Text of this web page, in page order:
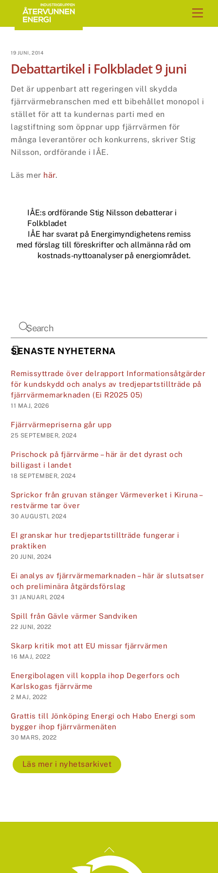
content
19 JUNI, 2014
Debattartikel i Folkbladet 9 juni
Det är uppenbart att regeringen vill skydda
fjärrvärmebranschen med ett bibehållet monopol i
stället för att ta kundernas parti med en
lagstiftning som öppnar upp fjärrvärmen för
många leverantörer och konkurrens, skriver Stig
Nilsson, ordförande i IÅE.
Läs mer här.
IÅE:s ordförande Stig Nilsson debatterar i
Folkbladet
IÅE har svarat på Energimyndighetens remiss
med förslag till föreskrifter och allmänna råd om
kostnads-nyttoanalyser på energiområdet.
SENASTE NYHETERNA
Remissyttrade över delrapport Informationsåtgärder
för kundskydd och analys av tredjepartstillträde på
fjärrvärmemarknaden (Ei R2025 05)
11 MAJ, 2026
Fjärrvärmepriserna går upp
25 SEPTEMBER, 2024
Prischock på fjärrvärme – här är det dyrast och
billigast i landet
18 SEPTEMBER, 2024
Sprickor från gruvan stänger Värmeverket i Kiruna –
restvärme tar över
30 AUGUSTI, 2024
EI granskar hur tredje­parts­tillträde fungerar i
praktiken
20 JUNI, 2024
Ei analys av fjärrvärmemarknaden – här är slutsatser
och preliminära åtgärdsförslag
31 JANUARI, 2024
Spill från Gävle värmer Sandviken
22 JUNI, 2022
Skarp kritik mot att EU missar fjärrvärmen
16 MAJ, 2022
Energibolagen vill koppla ihop Degerfors och
Karlskogas fjärrvärme
2 MAJ, 2022
Grattis till Jönköping Energi och Habo Energi som
bygger ihop fjärrvärmenäten
30 MARS, 2022
Läs mer i nyhetsarkivet
Back